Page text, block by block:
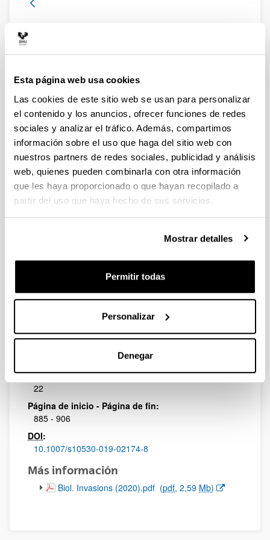
Esta página web usa cookies
Las cookies de este sitio web se usan para personalizar
el contenido y los anuncios, ofrecer funciones de redes
sociales y analizar el tráfico. Además, compartimos
información sobre el uso que haga del sitio web con
nuestros partners de redes sociales, publicidad y análisis
web, quienes pueden combinarla con otra información
que les haya proporcionado o que hayan recopilado a
partir del uso que haya hecho de sus servicios.
Mostrar detalles
Permitir todas
Personalizar
Denegar
WGEUROBUS – Working Group
copepod Pseudodiaptomus
Autoría:
Uttieri, M., Aguzzi, L., Aiese Cigliano, R., Amato, A.,
Bojani, N., Brunetta, M., Camatti, E., Carotenuto, Y.,
Damjanovi, T., Delpy F., De Olazabal, A., Di Capua I.,
Falcão, J., Fernández de Puelles, M. L., Foti, G.,
Garbazey, O., Goruppi, A., Gubanova, A., Hubareva,
E., Iriarte, A., Khanaychenko, A., Lu, I. D., Marques, S.
C., Mazzocchi, M. G., Miku, J., Minutoli, R., Pagano,
Wootton, M., Zagami, G., Zervoudaki, S.
Biological Invasions
Factor de impacto:
Volumen:
22
Página de inicio - Página de fin:
885 - 906
DOI:
10.1007/s10530-019-02174-8
Más información
(Abre una nueva ventana)
Biol. Invasions (2020).pdf (pdf, 2,59 Mb)